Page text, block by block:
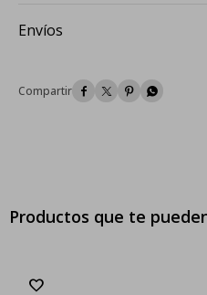
Envíos
   
Productos que te